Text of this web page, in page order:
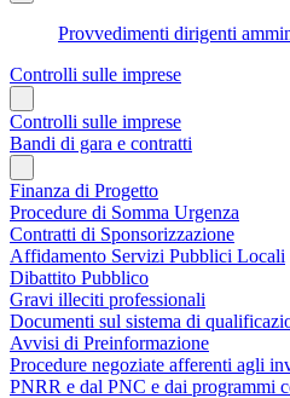
Provvedimenti dirigenti
Controlli sulle imprese
Controlli sulle imprese
Bandi di gara e contratti
Finanza di Progetto
Procedure di Somma Urgenza
Contratti di Sponsorizzazione
Affidamento Servizi Pubblici Locali
Dibattito Pubblico
Gravi illeciti professionali
Documenti sul sistema di
Avvisi di Preinformazione
Procedure negoziate afferenti agli
PNRR e dal PNC e dai programmi